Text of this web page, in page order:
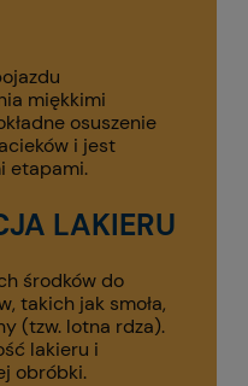
miękkimi
osuszenie
i jest
etapami.
LAKIERU
środków do
takich jak smoła,
(tzw. lotna rdza).
lakieru i
obróbki.